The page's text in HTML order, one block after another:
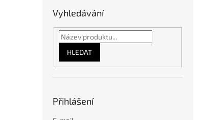
Vyhledávání
HLEDAT
Přihlášení